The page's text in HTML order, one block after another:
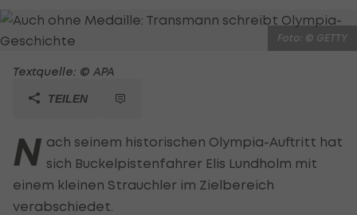
Foto: © GETTY
Textquelle: © APA
TEILEN
N ach seinem historischen Olympia-Auftritt hat
sich Buckelpistenfahrer Elis Lundholm mit
einem kleinen Strauchler im Zielbereich
verabschiedet.